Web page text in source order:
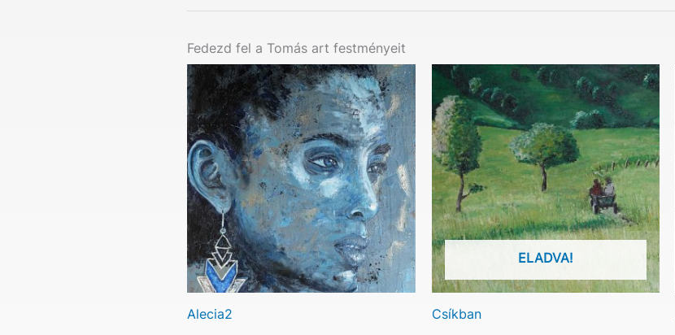
Fedezd fel a Tomás art festményeit
Alecia2
ELADVA!
Csíkban